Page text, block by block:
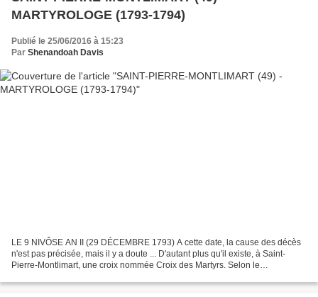
MARTYROLOGE (1793-1794)
Publié le 25/06/2016 à 15:23
Par Shenandoah Davis
LE 9 NIVÔSE AN II (29 DÉCEMBRE 1793) A cette date, la cause des décès
n'est pas précisée, mais il y a doute ... D'autant plus qu'il existe, à Saint-
Pierre-Montlimart, une croix nommée Croix des Martyrs. Selon le